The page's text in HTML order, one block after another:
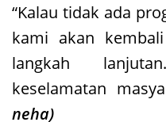
“Kalau tidak ada
kami akan
langkah
keselamatan
neha)